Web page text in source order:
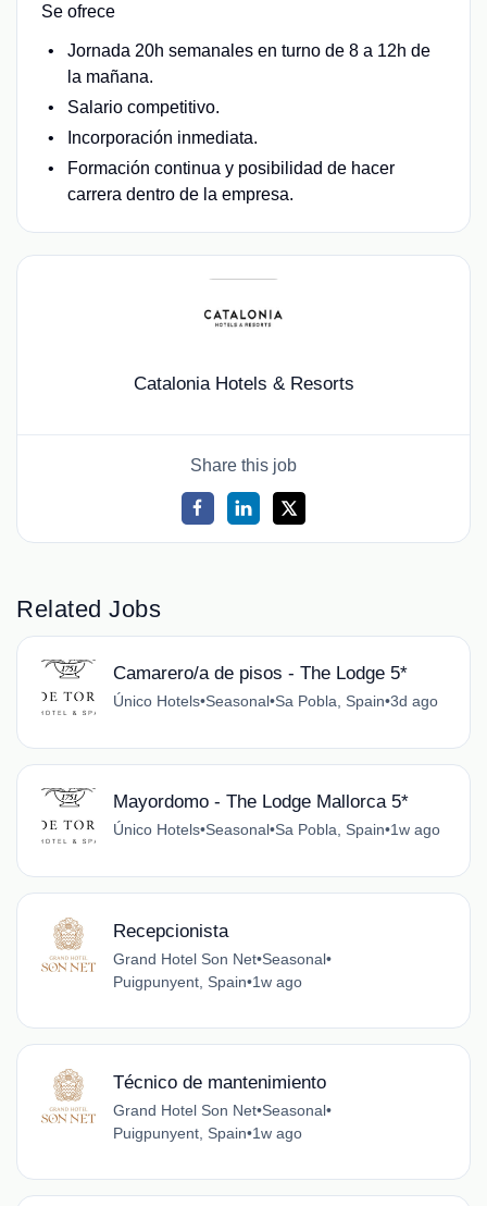
Se ofrece
Jornada 20h semanales en turno de 8 a 12h de
la mañana.
Salario competitivo.
Incorporación inmediata.
Formación continua y posibilidad de hacer
carrera dentro de la empresa.
Catalonia Hotels & Resorts
Share this job
Related Jobs
Camarero/a de pisos - The Lodge 5*
Único Hotels•Seasonal•Sa Pobla, Spain•3d ago
Mayordomo - The Lodge Mallorca 5*
Único Hotels•Seasonal•Sa Pobla, Spain•1w ago
Recepcionista
Grand Hotel Son Net•Seasonal•
Puigpunyent, Spain•1w ago
Técnico de mantenimiento
Grand Hotel Son Net•Seasonal•
Puigpunyent, Spain•1w ago